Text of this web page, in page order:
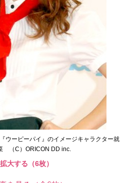
ウーピーパイ』のイメージキャラクター就
（C）ORICON DD inc.
拡大する（6枚）